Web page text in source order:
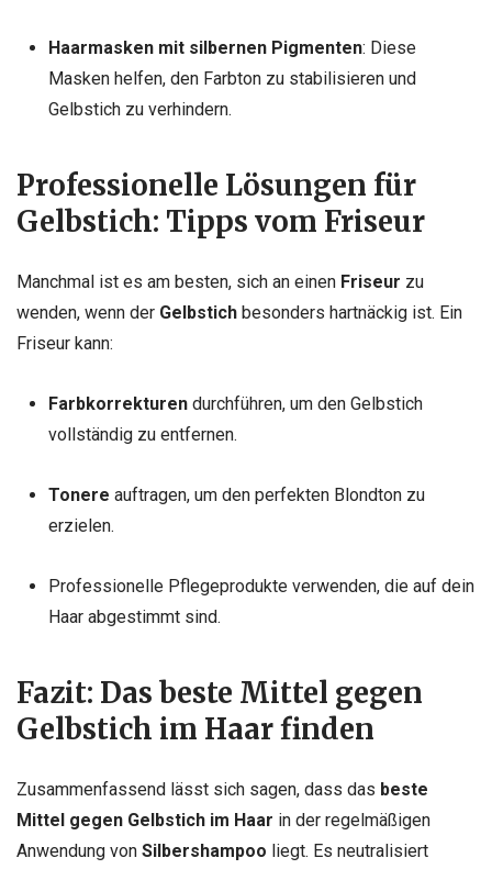
Haarmasken mit silbernen Pigmenten: Diese
Masken helfen, den Farbton zu stabilisieren und
Gelbstich zu verhindern.
Professionelle Lösungen für
Gelbstich: Tipps vom Friseur
Manchmal ist es am besten, sich an einen Friseur zu
wenden, wenn der Gelbstich besonders hartnäckig ist. Ein
Friseur kann:
Farbkorrekturendurchführen, um den Gelbstich
vollständig zu entfernen.
Tonere auftragen, um den perfekten Blondton zu
erzielen.
Professionelle Pflegeprodukte verwenden, die auf dein
Haar abgestimmt sind.
Fazit: Das beste Mittel gegen
Gelbstich im Haar finden
Zusammenfassend lässt sich sagen, dass das beste
Mittel gegen Gelbstich im Haar in der regelmäßigen
Anwendung von Silbershampoo liegt. Es neutralisiert